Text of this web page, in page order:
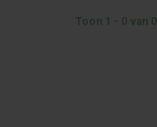
Toon 1 - 0 van 0